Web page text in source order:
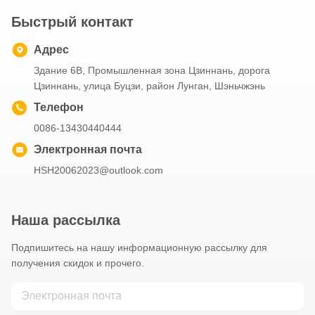
Быстрый контакт
Адрес
Здание 6B, Промышленная зона Цзиннань, дорога
Цзиннань, улица Буцзи, район Лунган, Шэньчжэнь
Телефон
0086-13430440444
Электронная почта
HSH20062023@outlook.com
Наша рассылка
Подпишитесь на нашу информационную рассылку для
получения скидок и прочего.